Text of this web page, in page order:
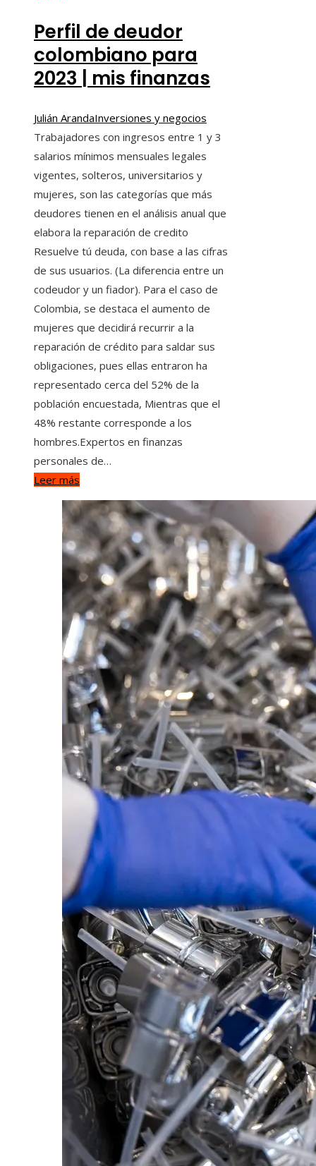
Perfil de deudor
colombiano para
2023 | mis finanzas
Julián ArandaInversiones y negocios
Trabajadores con ingresos entre 1 y 3
salarios mínimos mensuales legales
vigentes, solteros, universitarios y
mujeres, son las categorías que más
deudores tienen en el análisis anual que
elabora la reparación de credito
Resuelve tú deuda, con base a las cifras
de sus usuarios. (La diferencia entre un
codeudor y un fiador). Para el caso de
Colombia, se destaca el aumento de
mujeres que decidirá recurrir a la
reparación de crédito para saldar sus
obligaciones, pues ellas entraron ha
representado cerca del 52% de la
población encuestada, Mientras que el
48% restante corresponde a los
hombres.Expertos en finanzas
personales de…
Leer más